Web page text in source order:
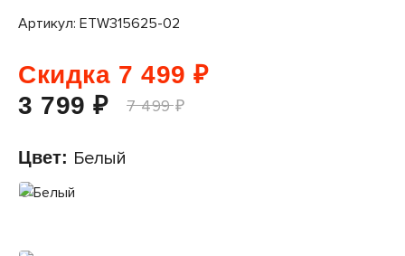
Артикул: ETW315625-02
Скидка 7 499 ₽
3 799 ₽
7 499 ₽
Цвет: Белый